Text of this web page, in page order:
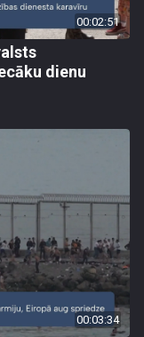
00:02:51
dienu
00:03:34